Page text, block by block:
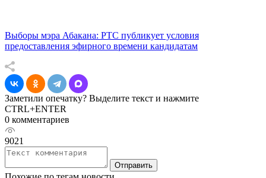
Выборы мэра Абакана: РТС публикует условия
предоставления эфирного времени кандидатам
Заметили опечатку? Выделите текст и нажмите
CTRL+ENTER
0 комментариев
9021
Отправить